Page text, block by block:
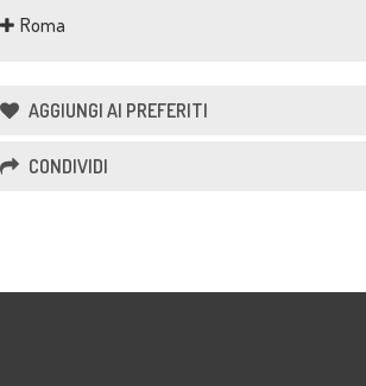
Roma
AGGIUNGI AI PREFERITI
CONDIVIDI